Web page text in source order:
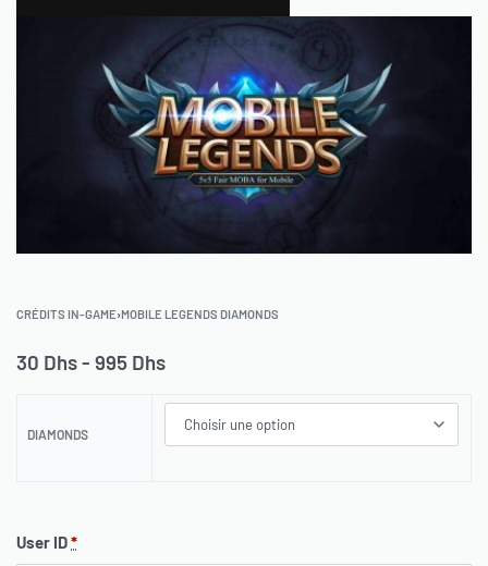
0
CRÉDITS IN-GAME›MOBILE LEGENDS DIAMONDS
30 Dhs 995 Dhs
DIAMONDS
User ID*